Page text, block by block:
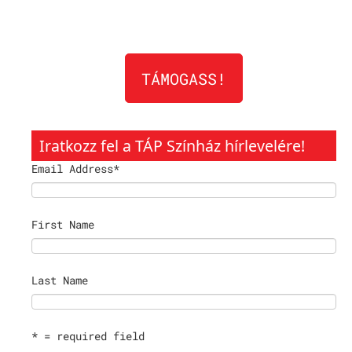
TÁMOGASS!
Iratkozz fel a TÁP Színház hírlevelére!
Email Address*
First Name
Last Name
* = required field